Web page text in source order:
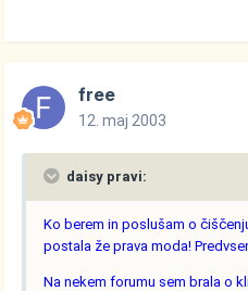
free
12. maj 2003
daisy pravi:
Ko berem in poslušam o
postala že prava moda!
Na nekem forumu sem brala o